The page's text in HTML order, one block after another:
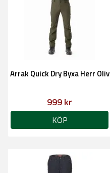
Arrak Quick Dry Byxa Herr Oliv
999 kr
KÖP